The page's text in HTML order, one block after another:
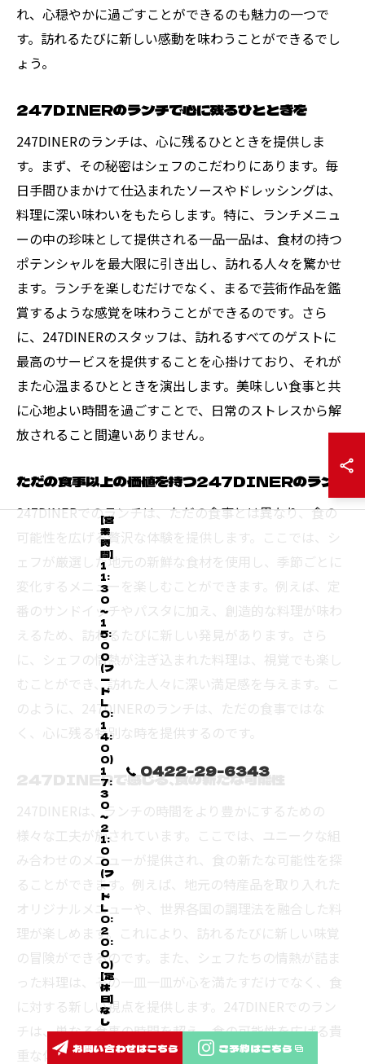
れ、心穏やかに過ごすことができるのも魅力の一つで
す。訪れるたびに新しい感動を味わうことができるでし
ょう。
247DINERのランチで心に残るひとときを
247DINERのランチは、心に残るひとときを提供しま
す。まず、その秘密はシェフのこだわりにあります。毎
日手間ひまかけて仕込まれたソースやドレッシングは、
料理に深い味わいをもたらします。特に、ランチメニュ
ーの中の珍味として提供される一品一品は、食材の持つ
ポテンシャルを最大限に引き出し、訪れる人々を驚かせ
ます。ランチを楽しむだけでなく、まるで芸術作品を鑑
賞するような感覚を味わうことができるのです。さら
に、247DINERのスタッフは、訪れるすべてのゲストに
最高のサービスを提供することを心掛けており、それが
また心温まるひとときを演出します。美味しい食事と共
に心地よい時間を過ごすことで、日常のストレスから解
放されること間違いありません。
ただの食事以上の価値を持つ247DINERのランチ
247DINERでのランチは、ただの食事とは異なり、食の
可能性を広げる贅沢な体験を提供します。ここでは、シ
ェフが厳選した地元の新鮮な食材を使用し、季節ごとに
変化するメニューを楽しむことができます。例えば、定
番のサンドイッチやパスタに加え、創造的な料理が味わ
えるため、訪れるたびに新しい発見があります。さら
に、シェフの情熱が注ぎ込まれた料理は、視覚でも楽し
むことができ、訪れた人々に深い満足感を与えます。こ
のように、247DINERのランチは、ただの食事ではな
く、心に残る特別な時を提供するのです。
247DINERで感じる、食の新たな可能性
247DINERは、ランチの時間をより豊かにするための
様々な工夫が施されています。ここでは、ユニークな組
み合わせのメニューが提供され、食の新たな可能性を探
ることができます。例えば、地元の特産品を取り入れた
オリジナルメニューや、世界各国の調理法を融合した料
理が楽しめます。これにより、訪れるたびに新しい味覚
の冒険ができるのです。また、シェフたちの情熱が詰ま
った料理は、その一皿一皿が心を満たすだけでなく、食
に対する新しい視点を提供します。247DINERでのラン
チは、単なる食事の時間を超え、食の可能性を広げる貴
重な体験を提供してくれます。
0422-29-6343
[営
業
時
間]
1
1:
3
0
～
1
5:
0
0
(フ
ー
ド
L
O:
1
4:
0
0)
1
7:
3
0
～
2
1:
0
0
(フ
ー
ド
L
O:
2
0:
0
0)
[定
休
日]
な
し
お問い合わせはこちら ご予約はこちら